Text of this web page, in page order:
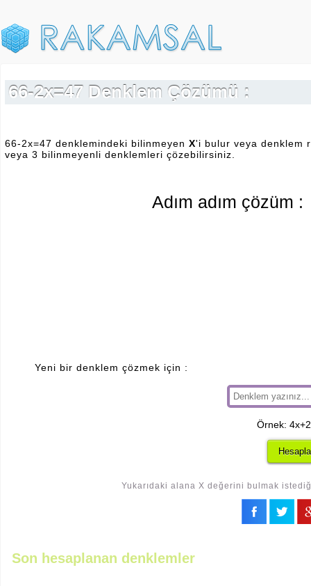
66-2x=47 Denklem Çözümü :
66-2x=47 denklemindeki bilinmeyen X'i bulur veya denklem
veya 3 bilinmeyenli denklemleri çözebilirsiniz.
Adım adım çözüm :
Yeni bir denklem çözmek için :
Örnek:
Yukarıdaki alana X değerini bulmak
Son hesaplanan denklemler